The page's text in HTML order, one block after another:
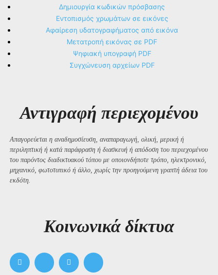
Δημιουργία κωδικών πρόσβασης
Εντοπισμός χρωμάτων σε εικόνες
Αφαίρεση υδατογραφήματος από εικόνα
Μετατροπή εικόνας σε PDF
Ψηφιακή υπογραφή PDF
Συγχώνευση αρχείων PDF
Αντιγραφή περιεχομένου
Απαγορεύεται η αναδημοσίευση, αναπαραγωγή, ολική, μερική ή
περιληπτική ή κατά παράφραση ή διασκευή ή απόδοση του περιεχομένου
του παρόντος διαδικτυακού τόπου με οποιονδήποτε τρόπο, ηλεκτρονικό,
μηχανικό, φωτοτυπικό ή άλλο, χωρίς την προηγούμενη γραπτή άδεια του
εκδότη.
Kοινωνικά δίκτυα